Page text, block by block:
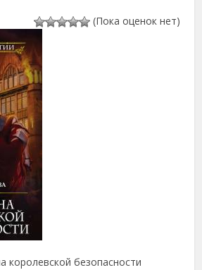
(Пока оценок нет)
королевской безопасности